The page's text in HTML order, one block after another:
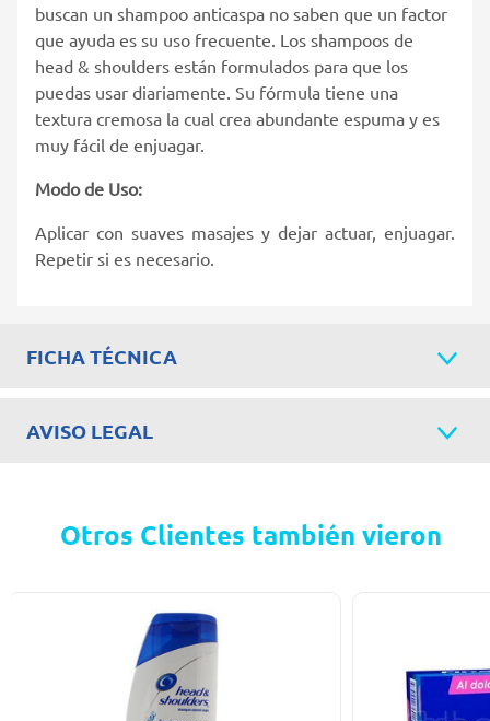
buscan un shampoo anticaspa no saben que un factor
que ayuda es su uso frecuente. Los shampoos de
head & shoulders están formulados para que los
puedas usar diariamente. Su fórmula tiene una
textura cremosa la cual crea abundante espuma y es
muy fácil de enjuagar.
Modo de Uso:
Aplicar con suaves masajes y dejar actuar, enjuagar.
Repetir si es necesario.
FICHA TÉCNICA
AVISO LEGAL
Otros Clientes también vieron